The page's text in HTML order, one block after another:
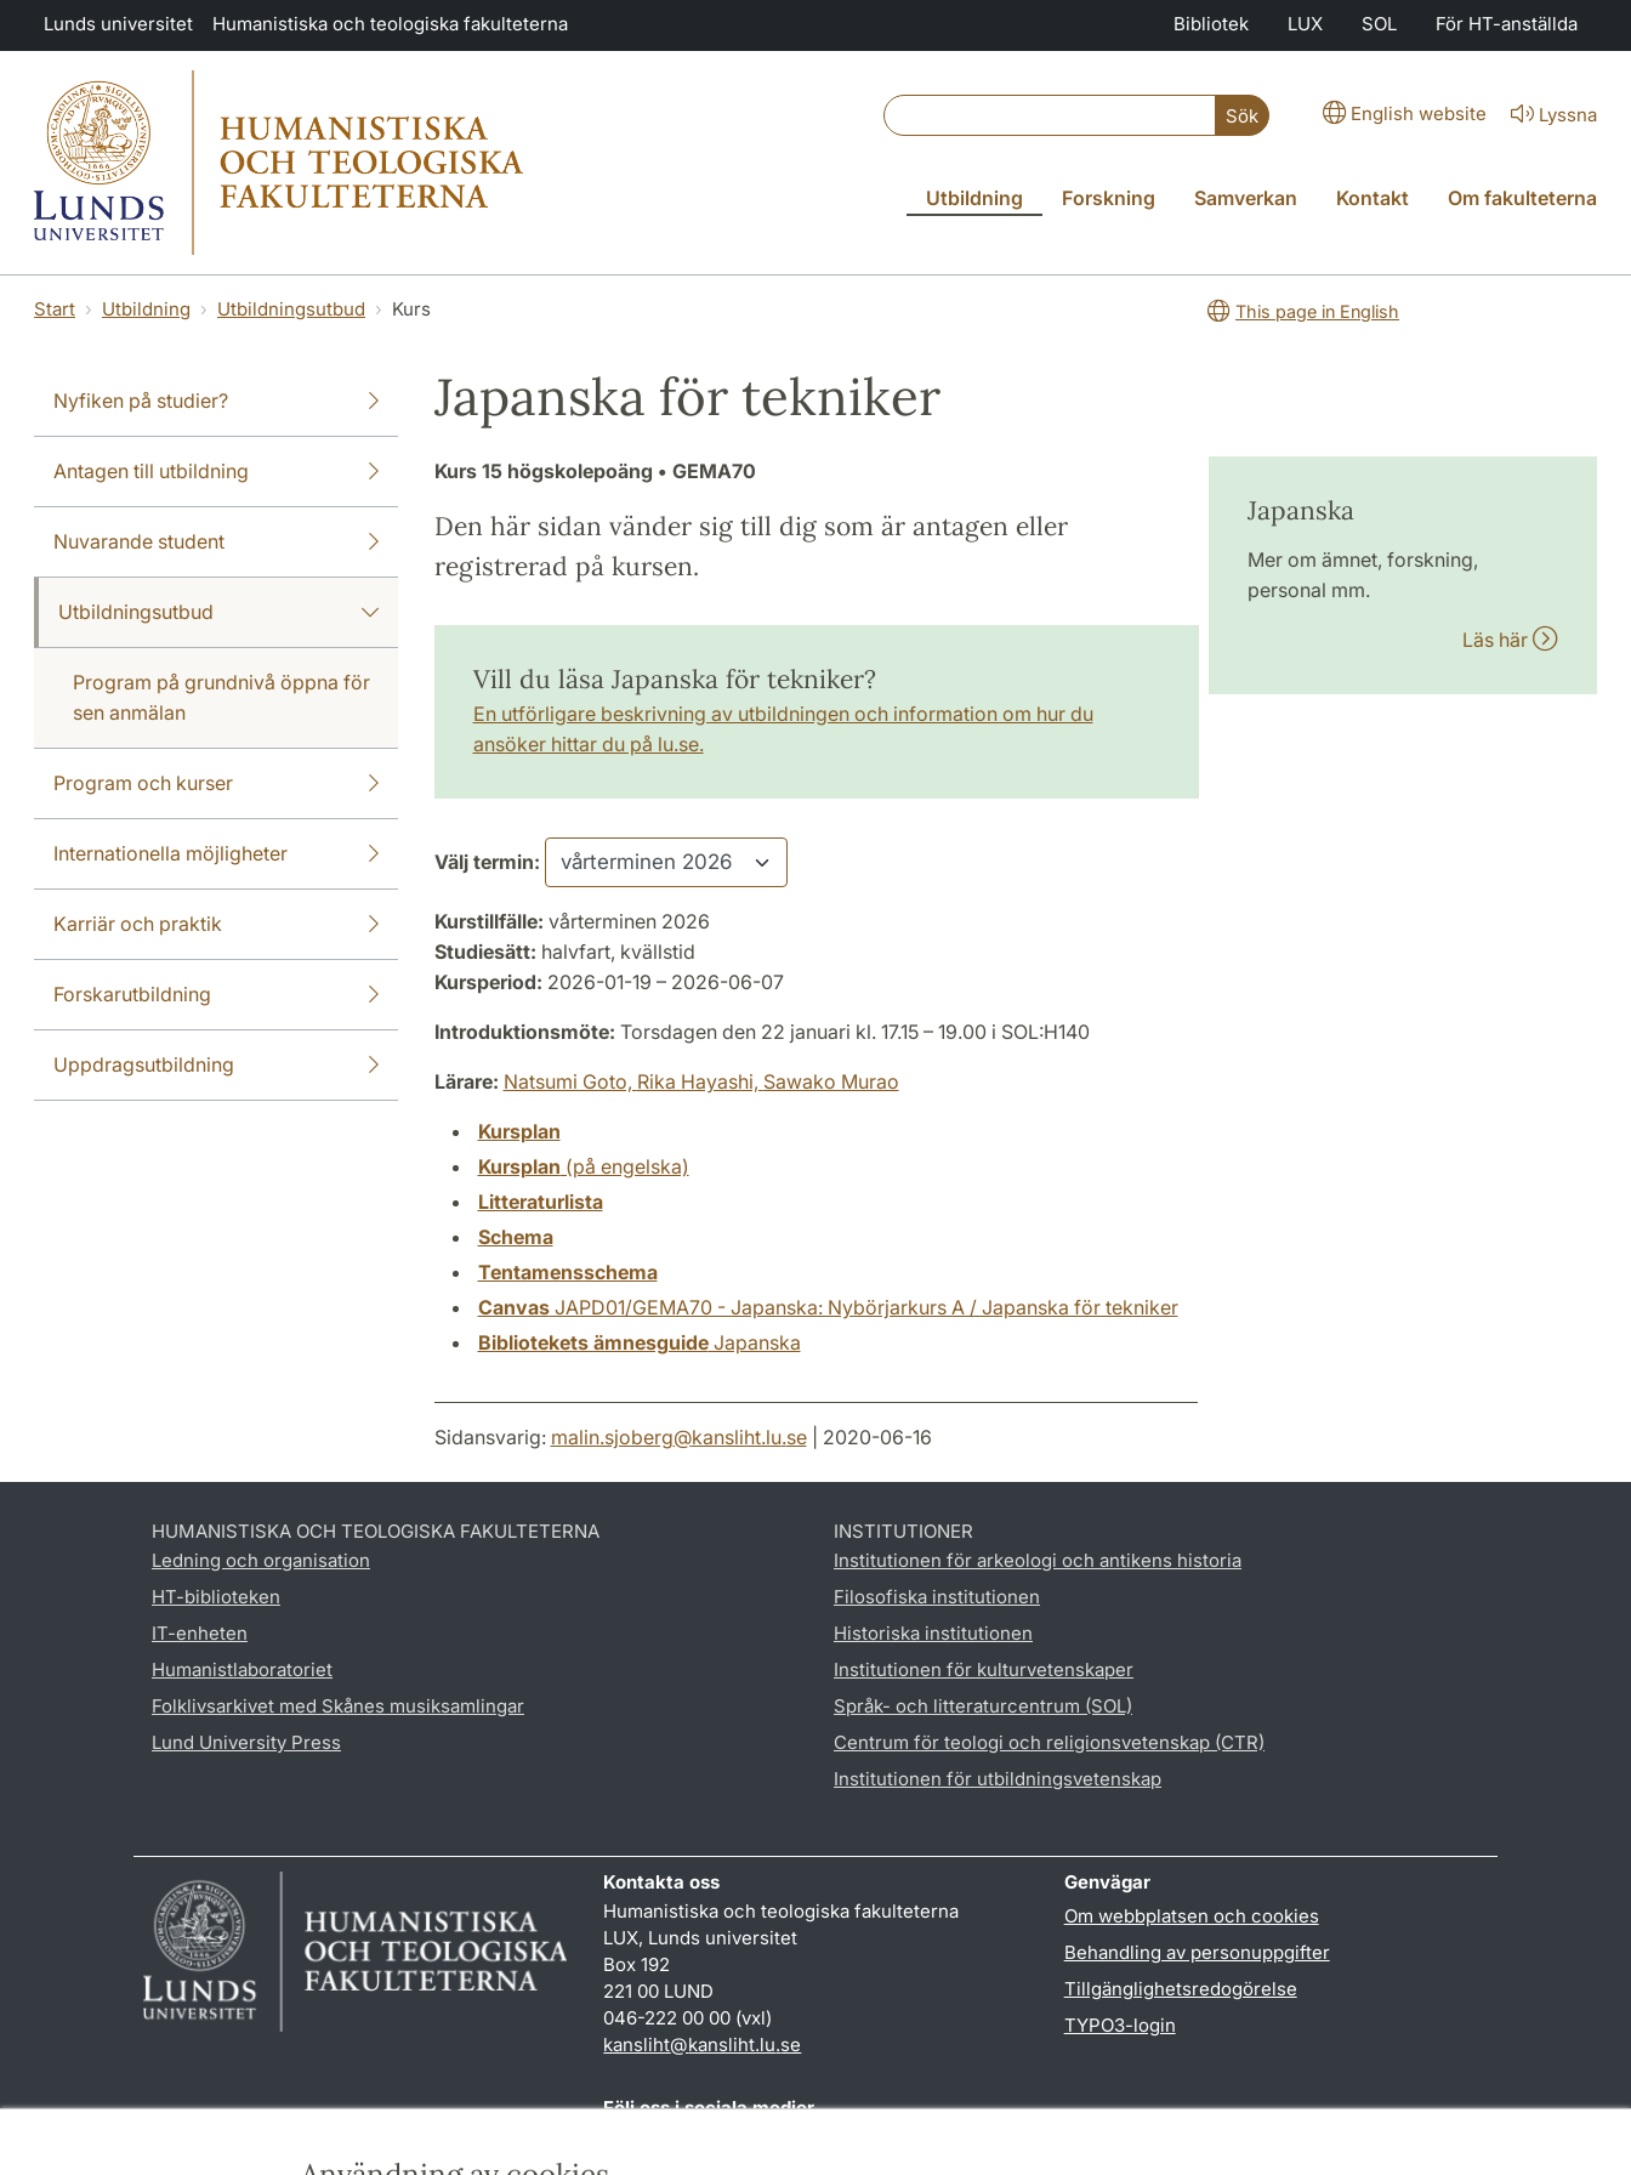
Hoppa till huvudinnehåll
Lunds universitet Humanistiska och teologiska fakulteterna Bibliotek LUX SOL För HT-anställda
Sök English website Lyssna
Utbildning Forskning Samverkan Kontakt Om fakulteterna
Start Utbildning Utbildningsutbud Kurs This page in English
Nyfiken på studier?
Antagen till utbildning
Nuvarande student
Utbildningsutbud
Program på grundnivå öppna för
sen anmälan
Program och kurser
Internationella möjligheter
Karriär och praktik
Forskarutbildning
Uppdragsutbildning
Japanska för tekniker
Kurs 15 högskolepoäng • GEMA70
Den här sidan vänder sig till dig som är antagen eller
registrerad på kursen.
Vill du läsa Japanska för tekniker?
En utförligare beskrivning av utbildningen och information om hur du
ansöker hittar du på lu.se.
Välj termin:
Kurstillfälle: vårterminen 2026
Studiesätt: halvfart, kvällstid
Kursperiod: 2026-01-19 – 2026-06-07
Introduktionsmöte: Torsdagen den 22 januari kl. 17.15 – 19.00 i SOL:H140
Lärare: Natsumi Goto, Rika Hayashi, Sawako Murao
Kursplan
Kursplan (på engelska)
Litteraturlista
Schema
Tentamensschema
CanvasJAPD01/GEMA70 - Japanska: Nybörjarkurs A / Japanska för tekniker
Bibliotekets ämnesguideJapanska
Japanska
Mer om ämnet, forskning,
personal mm.
Läs här
Sidansvarig: malin.sjoberg@kansliht.lu.se| 2020-06-16
HUMANISTISKA OCH TEOLOGISKA FAKULTETERNA
Ledning och organisation
HT-biblioteken
IT-enheten
Humanistlaboratoriet
Folklivsarkivet med Skånes musiksamlingar
Lund University Press
INSTITUTIONER
Institutionen för arkeologi och antikens historia
Filosofiska institutionen
Historiska institutionen
Institutionen för kulturvetenskaper
Språk- och litteraturcentrum (SOL)
Centrum för teologi och religionsvetenskap (CTR)
Institutionen för utbildningsvetenskap
Kontakta oss
Humanistiska och teologiska fakulteterna
LUX, Lunds universitet
Box 192
221 00 LUND
046-222 00 00 (vxl)
kansliht@kansliht.lu.se
Genvägar
Om webbplatsen och cookies
Behandling av personuppgifter
Tillgänglighetsredogörelse
TYPO3-login
Följ oss i sociala medier